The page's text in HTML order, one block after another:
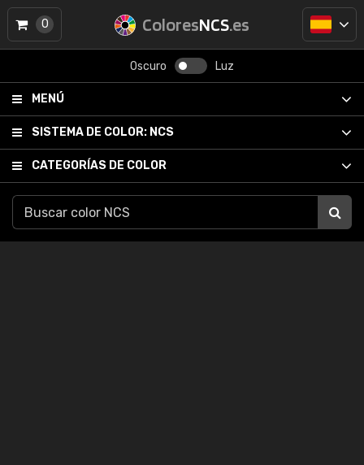
ColoresNCS.es
Oscuro Luz
MENÚ
SISTEMA DE COLOR: NCS
CATEGORÍAS DE COLOR
0